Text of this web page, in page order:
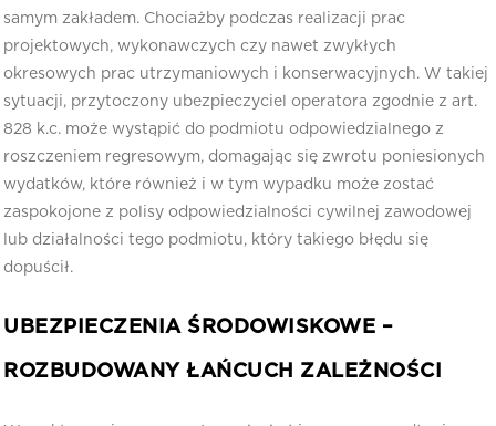
samym zakładem. Chociażby podczas realizacji prac
projektowych, wykonawczych czy nawet zwykłych
okresowych prac utrzymaniowych i konserwacyjnych. W takiej
sytuacji, przytoczony ubezpieczyciel operatora zgodnie z art.
828 k.c. może wystąpić do podmiotu odpowiedzialnego z
roszczeniem regresowym, domagając się zwrotu poniesionych
wydatków, które również i w tym wypadku może zostać
zaspokojone z polisy odpowiedzialności cywilnej zawodowej
lub działalności tego podmiotu, który takiego błędu się
dopuścił.
UBEZPIECZENIA ŚRODOWISKOWE –
ROZBUDOWANY ŁAŃCUCH ZALEŻNOŚCI